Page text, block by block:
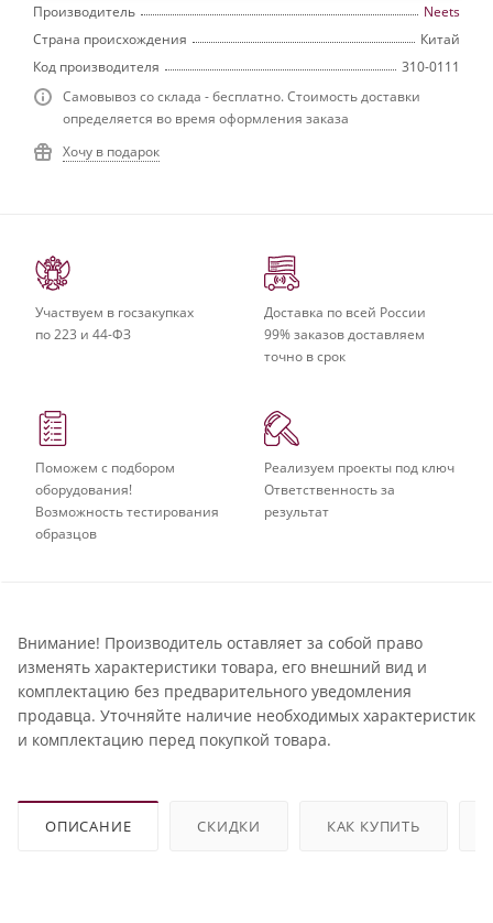
Производитель
Neets
Страна происхождения
Китай
Код производителя
310-0111
Самовывоз со склада - бесплатно. Стоимость доставки
определяется во время оформления заказа
Хочу в подарок
Участвуем в госзакупках
по 223 и 44-ФЗ
Доставка по всей России
99% заказов доставляем
точно в срок
Поможем с подбором
оборудования!
Возможность тестирования
образцов
Реализуем проекты под ключ
Ответственность за
результат
Внимание! Производитель оставляет за собой право
изменять характеристики товара, его внешний вид и
комплектацию без предварительного уведомления
продавца. Уточняйте наличие необходимых характеристик
и комплектацию перед покупкой товара.
ОПИСАНИЕ СКИДКИ КАК КУПИТЬ